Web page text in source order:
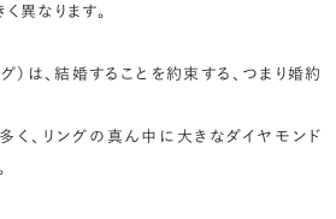
異なります。
）は、結婚することを約束する、つまり婚約
く、リングの真ん中に大きなダイヤモンド